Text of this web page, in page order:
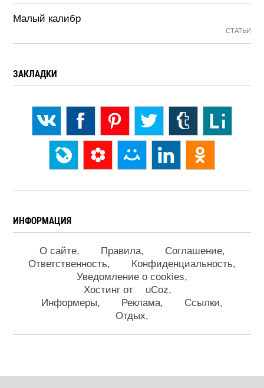
Малый калибр
СТАТЬИ
ЗАКЛАДКИ
ИНФОРМАЦИЯ
О сайте Правила
Соглашение
Ответственность
Конфиденциальность
Уведомление о cookies
Хостинг от
uCoz
Информеры
Реклама
Ссылки
Отдых